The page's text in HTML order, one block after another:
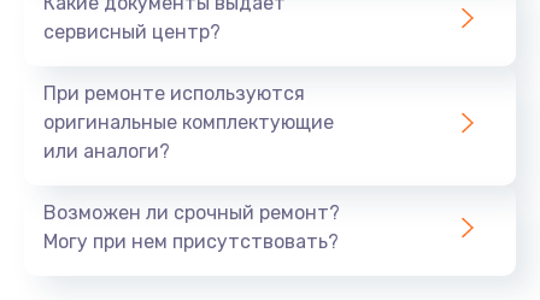
сервисный центр?
При ремонте используются
оригинальные комплектующие
или аналоги?
Возможен ли срочный ремонт?
Могу при нем присутствовать?